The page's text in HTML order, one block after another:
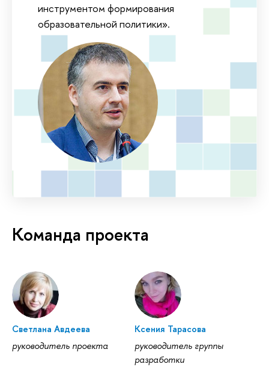
инструментом формирования
образовательной политики».
Команда проекта
Светлана Авдеева
руководитель проекта
Ксения Тарасова
руководитель группы
разработки